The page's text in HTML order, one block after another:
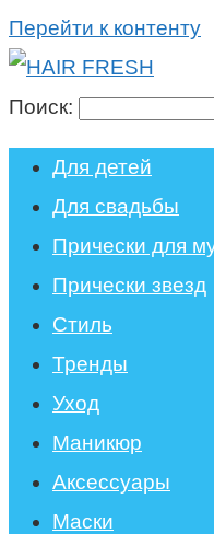
Перейти к контенту
Поиск:
Для детей
Для свадьбы
Прически для
Прически звезд
Стиль
Тренды
Уход
Маникюр
Аксессуары
Маски